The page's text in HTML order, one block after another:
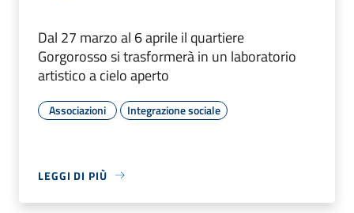
Dal 27 marzo al 6 aprile il quartiere
Gorgorosso si trasformerà in un laboratorio
artistico a cielo aperto
Associazioni Integrazione sociale
LEGGI DI PIÙ